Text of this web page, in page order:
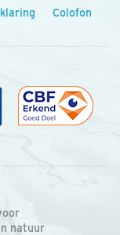
Colofon
natuur